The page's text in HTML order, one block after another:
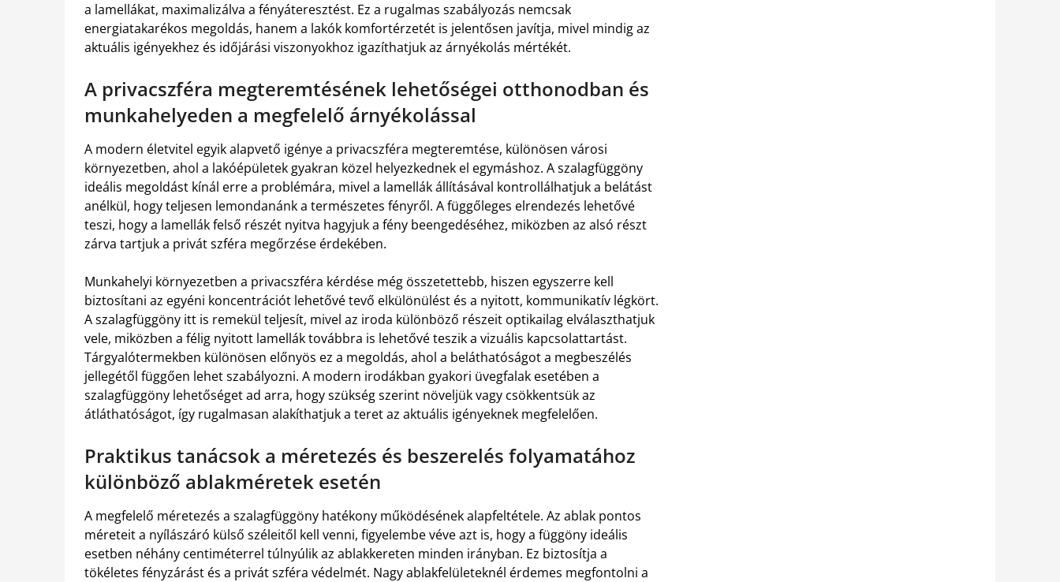
a lamellákat, maximalizálva a fényáteresztést. Ez a rugalmas szabályozás nemcsak
energiatakarékos megoldás, hanem a lakók komfortérzetét is jelentősen javítja, mivel mindig az
aktuális igényekhez és időjárási viszonyokhoz igazíthatjuk az árnyékolás mértékét.
A privacszféra megteremtésének lehetőségei otthonodban és
munkahelyeden a megfelelő árnyékolással
A modern életvitel egyik alapvető igénye a privacszféra megteremtése, különösen városi
környezetben, ahol a lakóépületek gyakran közel helyezkednek el egymáshoz. A szalagfüggöny
ideális megoldást kínál erre a problémára, mivel a lamellák állításával kontrollálhatjuk a belátást
anélkül, hogy teljesen lemondanánk a természetes fényről. A függőleges elrendezés lehetővé
teszi, hogy a lamellák felső részét nyitva hagyjuk a fény beengedéséhez, miközben az alsó részt
zárva tartjuk a privát szféra megőrzése érdekében.
Munkahelyi környezetben a privacszféra kérdése még összetettebb, hiszen egyszerre kell
biztosítani az egyéni koncentrációt lehetővé tevő elkülönülést és a nyitott, kommunikatív légkört.
A szalagfüggöny itt is remekül teljesít, mivel az iroda különböző részeit optikailag elválaszthatjuk
vele, miközben a félig nyitott lamellák továbbra is lehetővé teszik a vizuális kapcsolattartást.
Tárgyalótermekben különösen előnyös ez a megoldás, ahol a beláthatóságot a megbeszélés
jellegétől függően lehet szabályozni. A modern irodákban gyakori üvegfalak esetében a
szalagfüggöny lehetőséget ad arra, hogy szükség szerint növeljük vagy csökkentsük az
átláthatóságot, így rugalmasan alakíthatjuk a teret az aktuális igényeknek megfelelően.
Praktikus tanácsok a méretezés és beszerelés folyamatához
különböző ablakméretek esetén
A megfelelő méretezés a szalagfüggöny hatékony működésének alapfeltétele. Az ablak pontos
méreteit a nyílászáró külső széleitől kell venni, figyelembe véve azt is, hogy a függöny ideális
esetben néhány centiméterrel túlnyúlik az ablakkereten minden irányban. Ez biztosítja a
tökéletes fényzárást és a privát szféra védelmét. Nagy ablakfelületeknél érdemes megfontolni a